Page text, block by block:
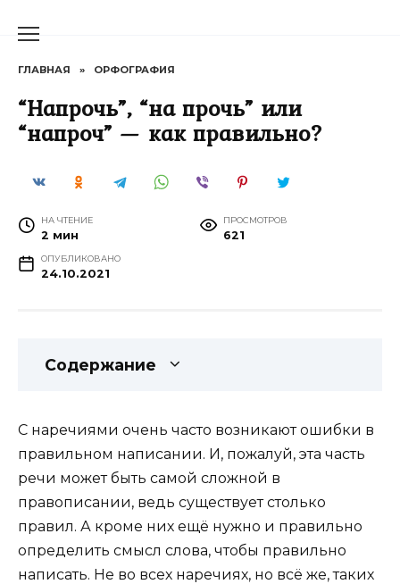
ГЛАВНАЯ » ОРФОГРАФИЯ
“Напрочь”, “на прочь” или
“напроч” — как правильно?
НА ЧТЕНИЕ
2 мин
ПРОСМОТРОВ
621
ОПУБЛИКОВАНО
24.10.2021
Содержание
С наречиями очень часто возникают ошибки в
правильном написании. И, пожалуй, эта часть
речи может быть самой сложной в
правописании, ведь существует столько
правил. А кроме них ещё нужно и правильно
определить смысл слова, чтобы правильно
написать. Не во всех наречиях, но всё же, таких